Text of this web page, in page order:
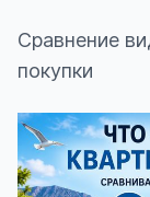
Сравнение
покупки